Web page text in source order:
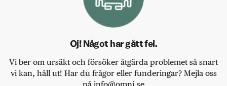
Oj! Något har gått fel.
Vi ber om ursäkt och försöker åtgärda problemet så snart
vi kan, håll ut! Har du frågor eller funderingar? Mejla oss